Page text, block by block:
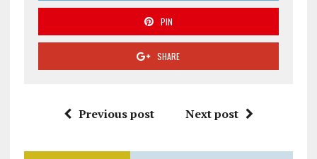
PIN
SHARE
Previous post Next post